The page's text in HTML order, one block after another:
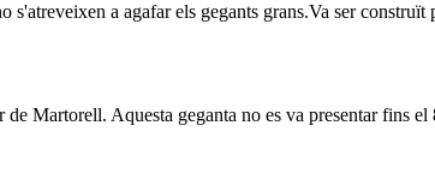
a agafar els gegants grans.Va ser
Martorell. Aquesta geganta no es va presentar fins